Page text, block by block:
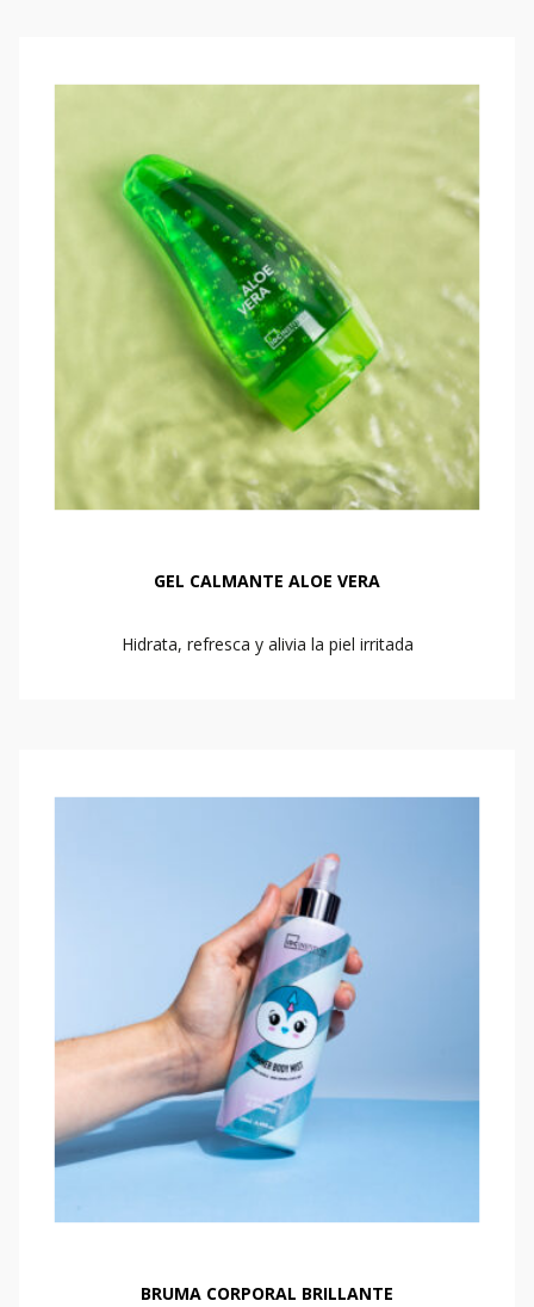
GEL CALMANTE ALOE VERA
Hidrata, refresca y alivia la piel irritada
BRUMA CORPORAL BRILLANTE